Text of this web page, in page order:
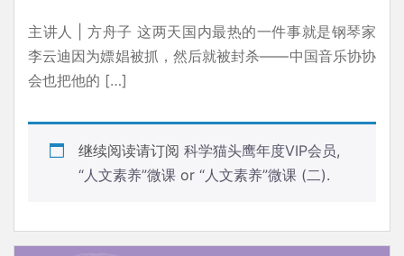
主讲人 | 方舟子 这两天国内最热的一件事就是钢琴家
李云迪因为嫖娼被抓，然后就被封杀——中国音乐协协
会也把他的 […]
继续阅读请订阅 科学猫头鹰年度VIP会员,
“人文素养”微课 or “人文素养”微课 (二).